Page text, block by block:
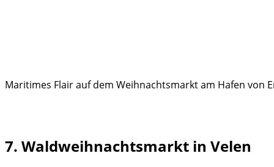
Maritimes Flair auf dem Weihnachtsmarkt am Hafen von
7. Waldweihnachtsmarkt in Velen